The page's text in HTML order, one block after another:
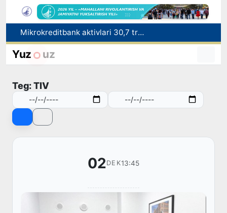
Mikrokreditbank aktivlari 30,7 trln soʻmga yetdi, Fitch reytingni BB darajasiga oshirdi
Malayziya Markaziy Osiyoda tibbiy turizm yoʻnalishi sifatidagi mavqeini mustahkamlamoqda
Polshadagi elchixona ko‘magida ona va bola Vatanga qaytarildi
Yuz uz
Teg: TIV
02DEK13:45